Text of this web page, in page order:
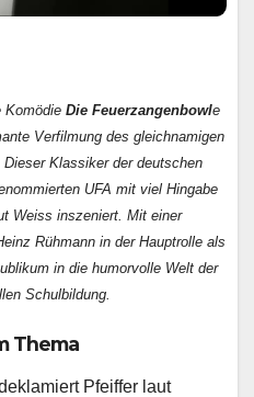
Komödie Die Feuerzangenbowle
Verfilmung des gleichnamigen
Klassiker der deutschen
UFA mit viel Hingabe
Weiss inszeniert. Mit einer
Rühmann in der Hauptrolle als
in die humorvolle Welt der
Schulbildung.
Thema
Pfeiffer laut